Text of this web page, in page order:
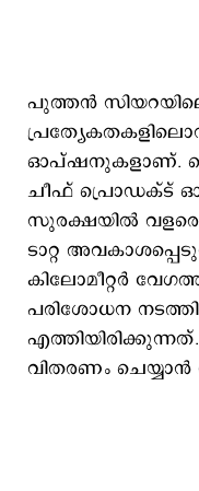
പുത്തന്‍
ഓപ്ഷനുകളാണ്.
ചീഫ് പ്രൊഡക്ട്
സുരക്ഷയിൽ
ടാറ്റ
കിലോമീറ്റർ
പരിശോധന
വിതരണം